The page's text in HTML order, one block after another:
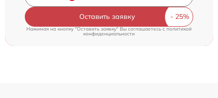
Оставить заявку
Нажимая на кнопку "Оставить заявку" Вы соглашаетесь cполитикой
конфиденциальности